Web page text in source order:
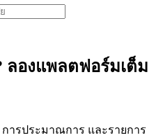
ลองแพลตฟอร์มเต็ม
ารประมาณการ และรายการ